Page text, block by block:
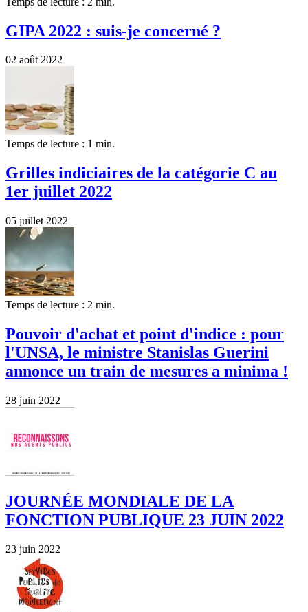
GIPA 2022 : suis-je concerné ?
02 août 2022
Temps de lecture : 1 min.
Grilles indiciaires de la catégorie C au
1er juillet 2022
05 juillet 2022
Temps de lecture : 2 min.
Pouvoir d'achat et point d'indice : pour
l'UNSA, le ministre Stanislas Guerini
annonce un train de mesures a minima !
28 juin 2022
JOURNÉE MONDIALE DE LA
FONCTION PUBLIQUE 23 JUIN 2022
23 juin 2022